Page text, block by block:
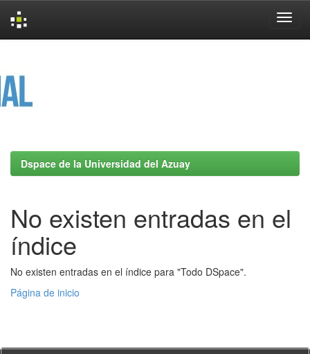
Dspace de la Universidad del Azuay
No existen entradas en el
índice
No existen entradas en el índice para "Todo DSpace".
Página de inicio